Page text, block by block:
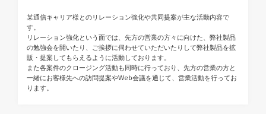
某通信キャリア様とのリレーション強化や共同提案が主な活動内容で
す。​
リレーション強化という面では、先方の営業の方々に向けた、弊社製品
の勉強会を開いたり、ご挨拶に伺わせていただいたりして​弊社製品を拡
販・提案してもらえるように活動しております。​
また各案件のクロージング活動も同時に行っており、先方の営業の方と
一緒にお客様先への訪問提案やWeb会議を通じて、営業活動を行ってお
ります。